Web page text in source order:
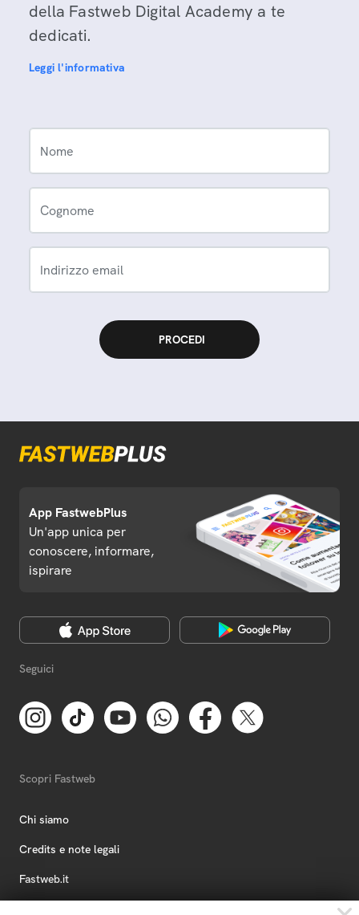
della Fastweb Digital Academy a te
dedicati.
Leggi l'informativa
Nome
Cognome
Indirizzo email
App FastwebPlus
Un'app unica per
conoscere, informare,
ispirare
Seguici
Scopri Fastweb
Chi siamo
Credits e note legali
Fastweb.it